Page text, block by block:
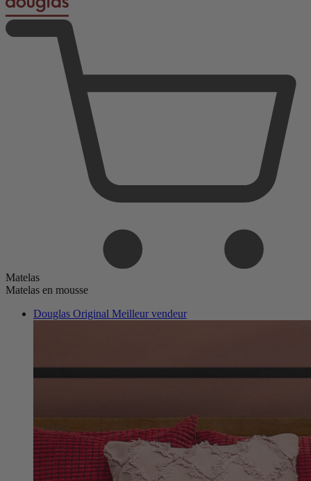
Matelas
Matelas en mousse
Douglas Original Meilleur vendeur